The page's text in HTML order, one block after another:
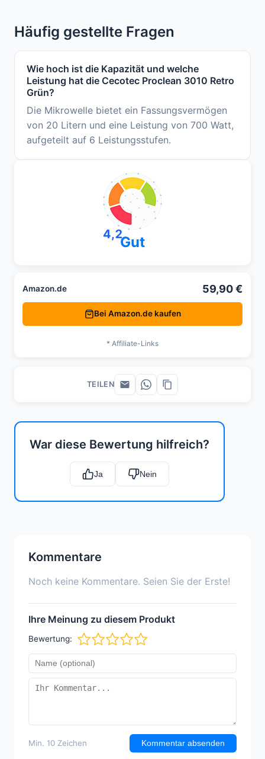
Häufig gestellte Fragen
Wie hoch ist die Kapazität und welche
Leistung hat die Cecotec Proclean 3010 Retro
Grün?
Die Mikrowelle bietet ein Fassungsvermögen
von 20 Litern und eine Leistung von 700 Watt,
aufgeteilt auf 6 Leistungsstufen.
War diese Bewertung hilfreich?
Ja Nein
Kommentare
Noch keine Kommentare. Seien Sie der Erste!
Ihre Meinung zu diesem Produkt
Bewertung:
Min. 10 Zeichen Kommentar absenden
4,2Gut
Amazon.de 59,90 €
Bei Amazon.de kaufen
* Affiliate-Links
TEILEN